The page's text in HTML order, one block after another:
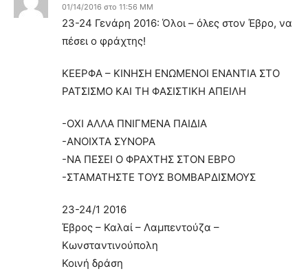
01/14/2016 στο 11:56 ΜΜ
23-24 Γενάρη 2016: Όλοι – όλες στον Έβρο, να
πέσει ο φράχτης!
ΚΕΕΡΦΑ – ΚΙΝΗΣΗ ΕΝΩΜΕΝΟΙ ΕΝΑΝΤΙΑ ΣΤΟ
ΡΑΤΣΙΣΜΟ ΚΑΙ ΤΗ ΦΑΣΙΣΤΙΚΗ ΑΠΕΙΛΗ
-ΟΧΙ ΑΛΛΑ ΠΝΙΓΜΕΝΑ ΠΑΙΔΙΑ
-ΑΝΟΙΧΤΑ ΣΥΝΟΡΑ
-ΝΑ ΠΕΣΕΙ Ο ΦΡΑΧΤΗΣ ΣΤΟΝ ΕΒΡΟ
-ΣΤΑΜΑΤΗΣΤΕ ΤΟΥΣ ΒΟΜΒΑΡΔΙΣΜΟΥΣ
23-24/1 2016
Έβρος – Καλαί – Λαμπεντούζα –
Κωνσταντινούπολη
Κοινή δράση